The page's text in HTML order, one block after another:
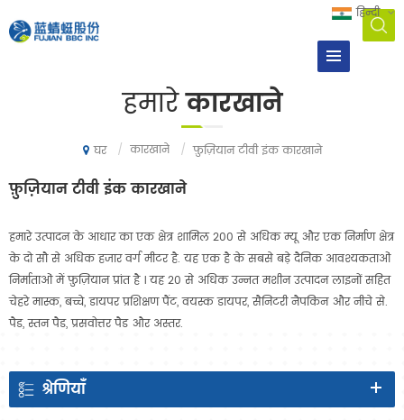
हिन्दी
हमारेकारखाने
घर / कारखाने / फ़ुज़ियान टीवी इंक कारखाने
फ़ुज़ियान टीवी इंक कारखाने
हमारे उत्पादन के आधार का एक क्षेत्र शामिल 200 से अधिक म्यू और एक निर्माण क्षेत्र
के दो सौ से अधिक हजार वर्ग मीटर है. यह एक है के सबसे बड़े दैनिक आवश्यकताओं
निर्माताओं में फ़ुज़ियान प्रांत है । यह 20 से अधिक उन्नत मशीन उत्पादन लाइनों सहित
चेहरे मास्क, बच्चे, डायपर प्रशिक्षण पैंट, वयस्क डायपर, सैनिटरी नैपकिन और नीचे से.
पैड, स्तन पैड, प्रसवोत्तर पैड और अस्तर.
श्रेणियाँ